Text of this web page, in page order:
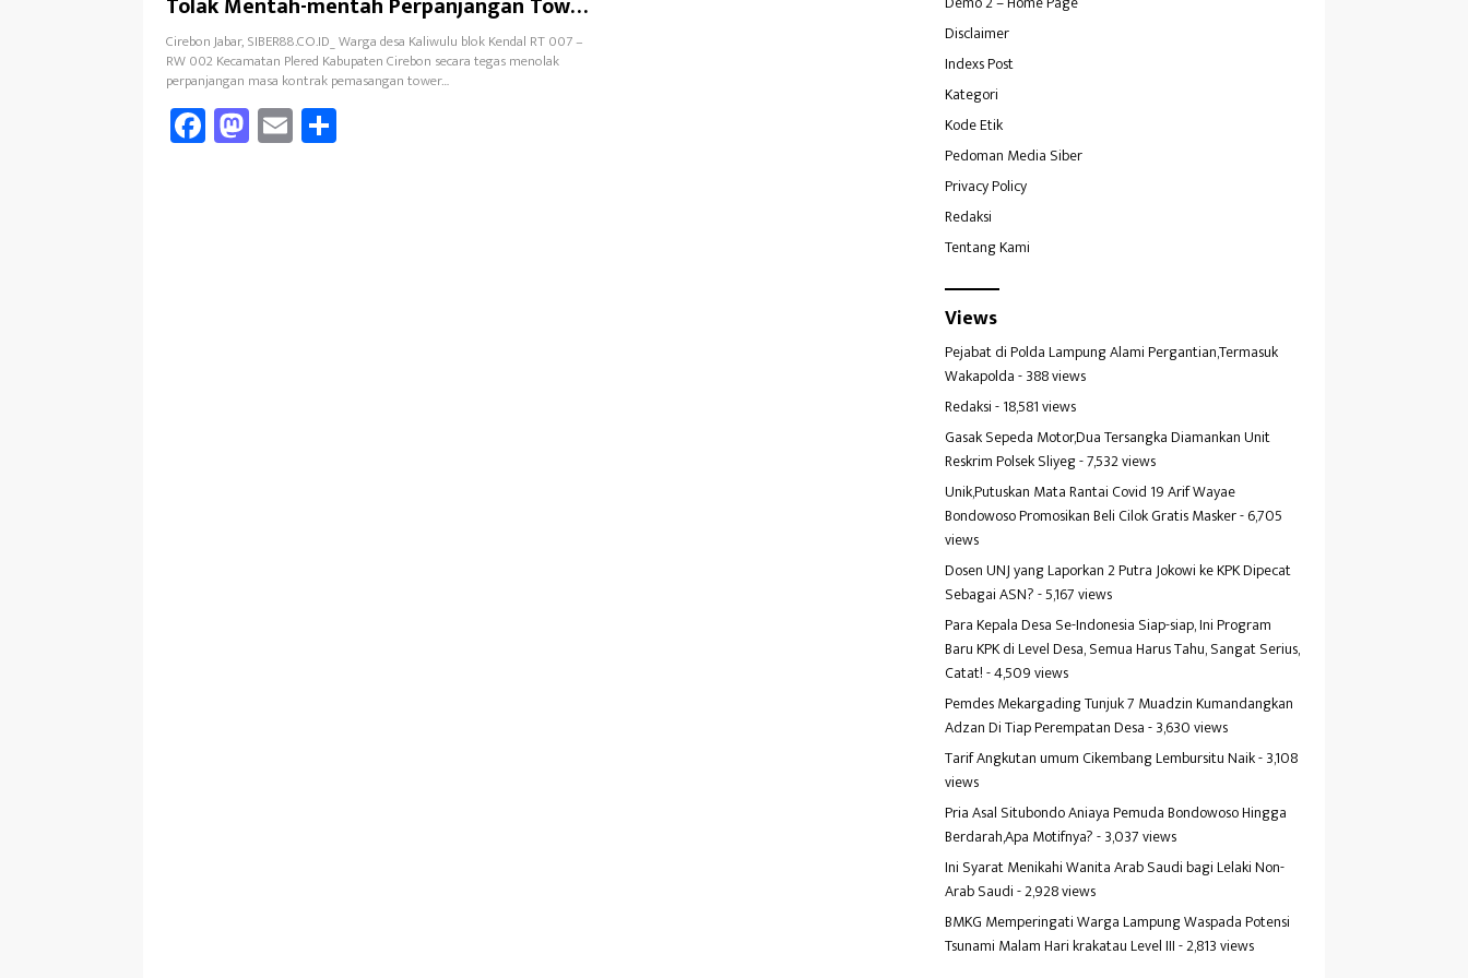
BTS
Cirebon Jabar, SIBER88.CO.ID_ Warga desa Kaliwulu blok Kendal RT 007 –
RW 002 Kecamatan Plered Kabupaten Cirebon secara tegas menolak
perpanjangan masa kontrak pemasangan tower…
Fa
ce
M
as
E
m
Disclaimer
Indexs Post
Kategori
Kode Etik
Pedoman Media Siber
Privacy Policy
Redaksi
Tentang Kami
Views
Pejabat di Polda Lampung Alami Pergantian,Termasuk
Wakapolda- 388 views
Redaksi- 18,581 views
Gasak Sepeda Motor,Dua Tersangka Diamankan Unit
Reskrim Polsek Sliyeg- 7,532 views
Unik,Putuskan Mata Rantai Covid 19 Arif Wayae
Bondowoso Promosikan Beli Cilok Gratis Masker- 6,705
views
Dosen UNJ yang Laporkan 2 Putra Jokowi ke KPK Dipecat
Sebagai ASN?- 5,167 views
Para Kepala Desa Se-Indonesia Siap-siap, Ini Program
Baru KPK di Level Desa, Semua Harus Tahu, Sangat Serius,
Catat!- 4,509 views
Pemdes Mekargading Tunjuk 7 Muadzin Kumandangkan
Adzan Di Tiap Perempatan Desa- 3,630 views
Tarif Angkutan umum Cikembang Lembursitu Naik- 3,108
views
Pria Asal Situbondo Aniaya Pemuda Bondowoso Hingga
Berdarah,Apa Motifnya?- 3,037 views
Ini Syarat Menikahi Wanita Arab Saudi bagi Lelaki Non-
Arab Saudi- 2,928 views
BMKG Memperingati Warga Lampung Waspada Potensi
Tsunami Malam Hari krakatau Level III- 2,813 views